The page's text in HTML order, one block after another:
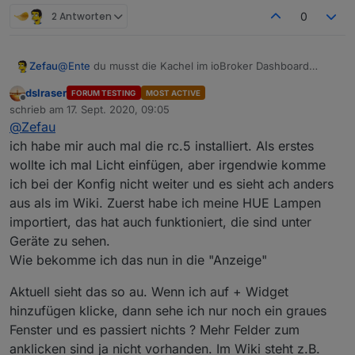
2 Antworten 0
Zefau@Ente du musst die Kachel im ioBroker Dashboard
werden.
Offline
dslraser FORUM TESTING MOST ACTIVE
schrieb am 17. Sept. 2020, 09:05
zuletzt editiert von
@Zefau
ich habe mir auch mal die rc.5 installiert. Als erstes
wollte ich mal Licht einfügen, aber irgendwie komme
ich bei der Konfig nicht weiter und es sieht ach anders
aus als im Wiki. Zuerst habe ich meine HUE Lampen
importiert, das hat auch funktioniert, die sind unter
Geräte zu sehen.
Wie bekomme ich das nun in die "Anzeige"
Aktuell sieht das so au. Wenn ich auf + Widget
hinzufügen klicke, dann sehe ich nur noch ein graues
Fenster und es passiert nichts ? Mehr Felder zum
anklicken sind ja nicht vorhanden. Im Wiki steht z.B.